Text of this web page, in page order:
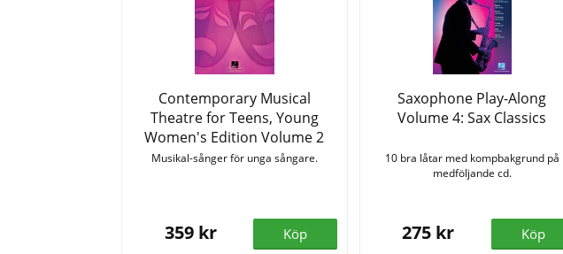
Contemporary Musical
Theatre for Teens, Young
Women's Edition Volume 2
Musikal-sånger för unga sångare.
359 kr Köp
Saxophone Play-Along
Volume 4: Sax Classics
10 bra låtar med kompbakgrund på
medföljande cd.
275 kr Köp